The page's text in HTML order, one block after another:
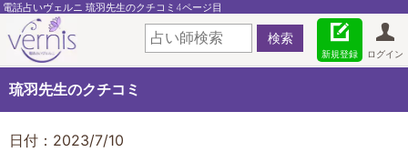
電話占いヴェルニ 琉羽先生のクチコミ4ページ目
ログイン
新規登録
琉羽先生のクチコミ
日付：2023/7/10